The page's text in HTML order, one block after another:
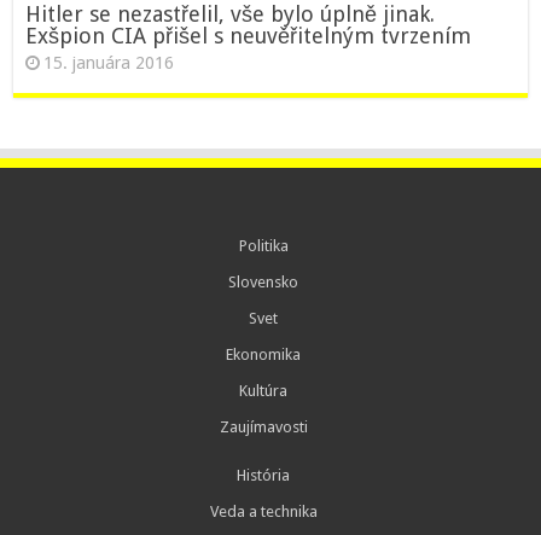
Hitler se nezastřelil, vše bylo úplně jinak.
Exšpion CIA přišel s neuvěřitelným tvrzením
15. januára 2016
Politika
Slovensko
Svet
Ekonomika
Kultúra
Zaujímavosti
História
Veda a technika